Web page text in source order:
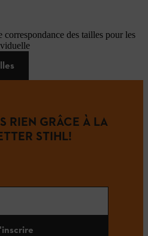
des tailles pour les
RIEN GRÂCE À LA
STIHL!